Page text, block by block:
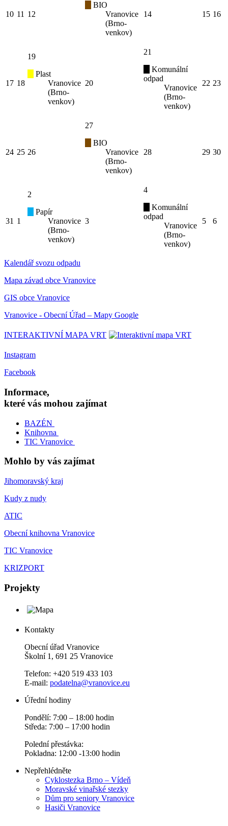
10 11 12
BIO
Vranovice
(Brno-
venkov)
14 15 16
17 18
19
Plast
Vranovice
(Brno-
venkov)
20
21
Komunální
odpad
Vranovice
(Brno-
venkov)
22 23
24 25 26
27
BIO
Vranovice
(Brno-
venkov)
28 29 30
31 1
2
Papír
Vranovice
(Brno-
venkov)
3
4
Komunální
odpad
Vranovice
(Brno-
venkov)
5 6
Kalendář svozu odpadu
Mapa závad obce Vranovice
GIS obce Vranovice
Vranovice - Obecní Úřad – Mapy Google
INTERAKTIVNÍ MAPA VRT
Instagram
Facebook
Informace,
které vás mohou zajímat
BAZÉN
Knihovna
TIC Vranovice
Mohlo by vás zajímat
Jihomoravský kraj
Kudy z nudy
ATIC
Obecní knihovna Vranovice
TIC Vranovice
KRIZPORT
Projekty
Kontakty
Obecní úřad Vranovice
Školní 1, 691 25 Vranovice
Telefon: +420 519 433 103
E-mail: podatelna@vranovice.eu
Úřední hodiny
Pondělí: 7:00 – 18:00 hodin
Středa: 7:00 – 17:00 hodin
Polední přestávka:
Pokladna: 12:00 -13:00 hodin
Nepřehlédněte
Cyklostezka Brno – Vídeň
Moravské vinařské stezky
Dům pro seniory Vranovice
Hasiči Vranovice